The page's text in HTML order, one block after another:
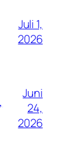
Juli 1,
2026
Juni
24,
2026